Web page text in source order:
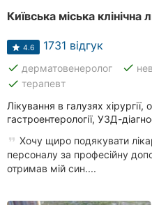
Київська міська клінічна
4.6 1731 відгук
done дерматовенеролог done
done терапевт
Лікування в галузях хірургії,
гастроентерології, УЗД-
Хочу щиро подякувати
персоналу за професійну
отримав мій син....